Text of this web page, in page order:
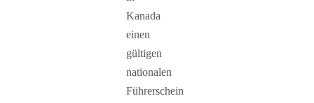
Kanada
einen
gültigen
nationalen
Führerschein